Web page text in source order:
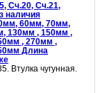
Сч.20, Сч.21,
наличия
60мм, 70мм,
130мм , 150мм ,
, 270мм ,
Длина
Втулка чугунная.